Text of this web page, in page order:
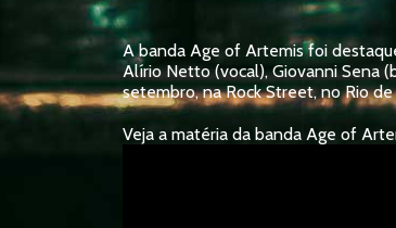
A banda Age of Artemis foi
Alírio Netto (vocal), Giovanni Sena
setembro, na Rock Street, no Rio de
Veja a matéria da banda Age of